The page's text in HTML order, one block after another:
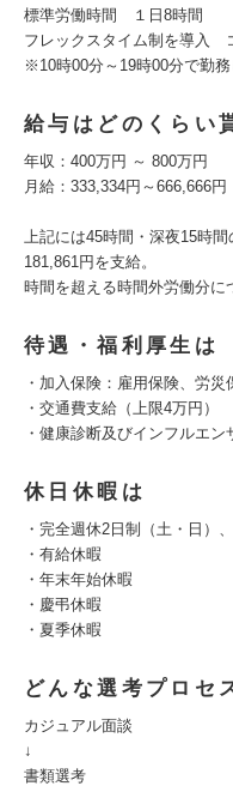
標準労働時間 １日8時間
フレックスタイム制を導入
※10時00分～19時00分で勤
給与はどのくらい
年収：400万円 ～ 800万円
月給：333,334円～666,666円
上記には45時間・深夜15時
181,861円を支給。
時間を超える時間外労働分に
待遇・福利厚生は
・加入保険：雇用保険、労
・交通費支給（上限4万円）
・健康診断及びインフルエ
休日休暇は
・完全週休2日制（土・日）
・有給休暇
・年末年始休暇
・慶弔休暇
・夏季休暇
どんな選考プロセ
カジュアル面談
↓
書類選考